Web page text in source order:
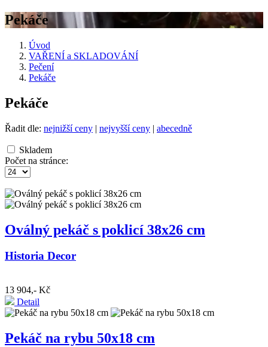
Pekáče
Úvod
VAŘENÍ a SKLADOVÁNÍ
Pečení
Pekáče
Pekáče
Řadit dle: nejnižší ceny | nejvyšší ceny | abecedně
Skladem
Počet na stránce:
Oválný pekáč s poklicí 38x26 cm
Historia Decor
13 904,- Kč
Detail
Pekáč na rybu 50x18 cm